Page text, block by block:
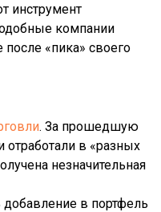
инструмент
компании
«пика» своего
. За прошедшую
в «разных
незначительная
добавление в портфель